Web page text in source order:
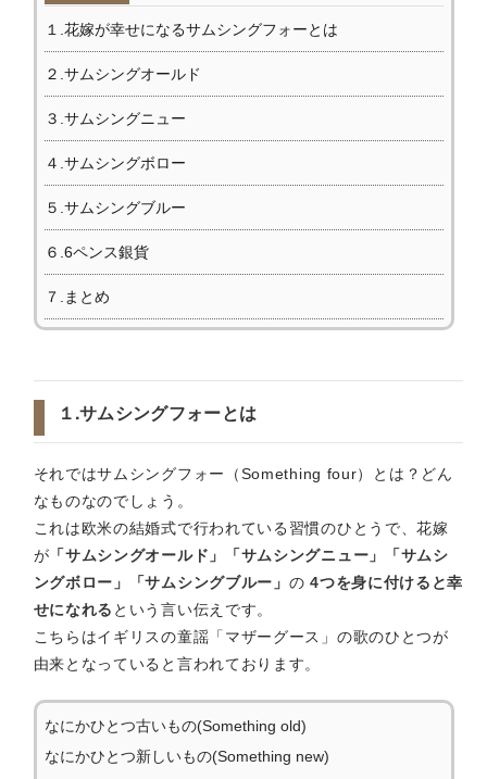
１.花嫁が幸せになるサムシングフォーとは
２.サムシングオールド
３.サムシングニュー
４.サムシングボロー
５.サムシングブルー
６.6ペンス銀貨
７.まとめ
１.サムシングフォーとは
それではサムシングフォー（Something four）とは？どん
なものなのでしょう。
これは欧米の結婚式で行われている習慣のひとうで、花嫁
が 「サムシングオールド」「サムシングニュー」「サムシ
ングボロー」「サムシングブルー」 の4つを身に付けると幸
せになれる という言い伝えです。
こちらはイギリスの童謡「マザーグース」の歌のひとつが
由来となっていると言われております。
なにかひとつ古いもの(Something old)
なにかひとつ新しいもの(Something new)